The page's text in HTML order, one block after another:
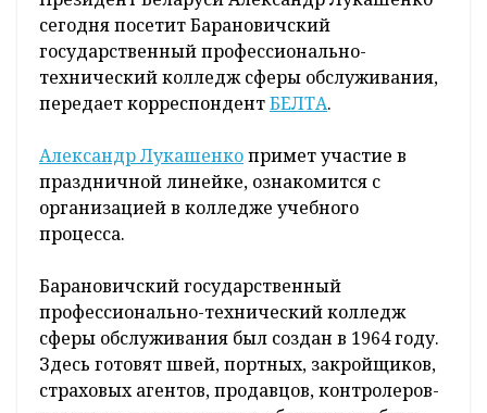
сегодня посетит Барановичский
государственный профессионально-
технический колледж сферы обслуживания,
передает корреспондентБЕЛТА.
Александр Лукашенкопримет участие в
праздничной линейке, ознакомится с
организацией в колледже учебного
процесса.
Барановичский государственный
профессионально-технический колледж
сферы обслуживания был создан в 1964 году.
Здесь готовят швей, портных, закройщиков,
страховых агентов, продавцов, контролеров-